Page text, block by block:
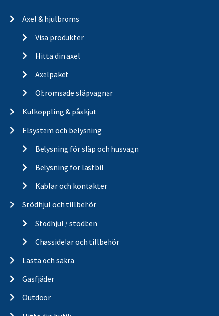
Axel & hjulbroms
Visa produkter
Hitta din axel
Axelpaket
Obromsade släpvagnar
Kulkoppling & påskjut
Elsystem och belysning
Belysning för släp och husvagn
Belysning för lastbil
Kablar och kontakter
Stödhjul och tillbehör
Stödhjul / stödben
Chassidelar och tillbehör
Lasta och säkra
Gasfjäder
Outdoor